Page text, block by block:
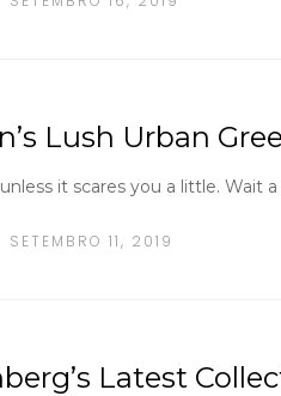
Lush Urban
it scares you a little. Wait
SETEMBRO 11, 2019
Latest